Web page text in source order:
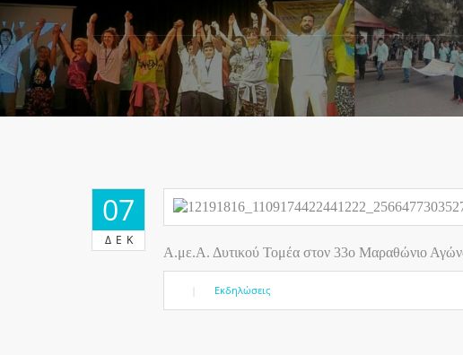
07
ΔΕΚ
Α.με.Α. Δυτικού Τομέα στον 33ο Μαραθώνιο
Εκδηλώσεις